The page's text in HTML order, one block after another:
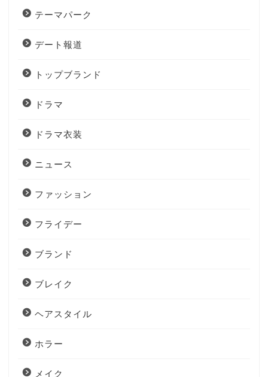
テーマパーク
デート報道
トップブランド
ドラマ
ドラマ衣装
ニュース
ファッション
フライデー
ブランド
ブレイク
ヘアスタイル
ホラー
メイク